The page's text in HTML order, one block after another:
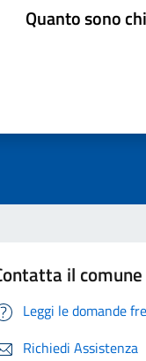
Quanto sono
il comune
Leggi le domande
Richiedi Assistenza